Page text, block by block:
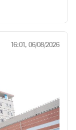
16:01, 06/08/2026